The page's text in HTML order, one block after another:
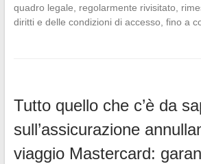
quadro legale, regolarmente rivisitato,
diritti e delle condizioni di accesso, fino a
Tutto quello che c’è da
sull’assicurazione
viaggio Mastercard: